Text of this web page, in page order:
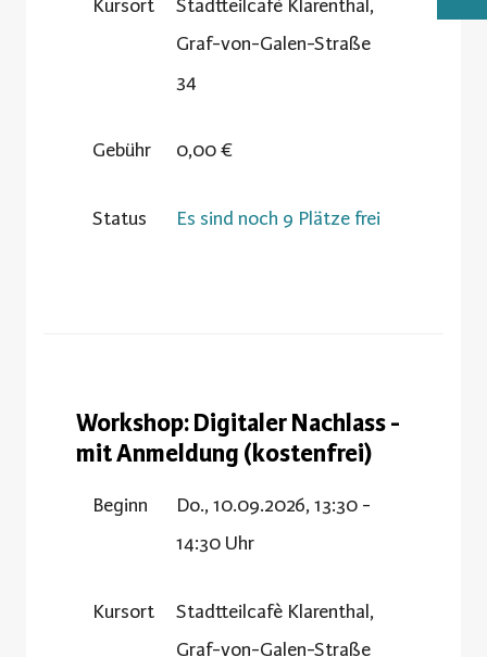
Kursort
Stadtteilcafè Klarenthal,
Graf-von-Galen-Straße
34
Gebühr 0,00 €
Status Es sind noch 9 Plätze frei
Workshop: Digitaler Nachlass -
mit Anmeldung (kostenfrei)
Beginn
Do., 10.09.2026, 13:30 -
14:30 Uhr
Kursort
Stadtteilcafè Klarenthal,
Graf-von-Galen-Straße